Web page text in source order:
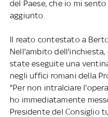
del Paese, che io mi
aggiunto.
Il reato contestato a
Nell'ambito
state eseguite una
negli uffici romani della
"Per non intralciare
ho immediatamente
Presidente del Consiglio